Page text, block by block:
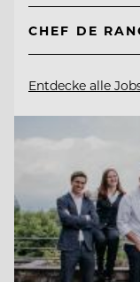
CHEF DE
Entdecke alle